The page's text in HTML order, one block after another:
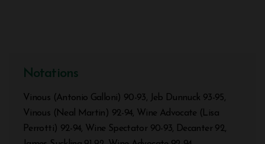
Notations
Vinous (Antonio Galloni) 90-93, Jeb Dunnuck 93-95,
Vinous (Neal Martin) 92-94, Wine Advocate (Lisa
Perrotti) 92-94, Wine Spectator 90-93, Decanter 92,